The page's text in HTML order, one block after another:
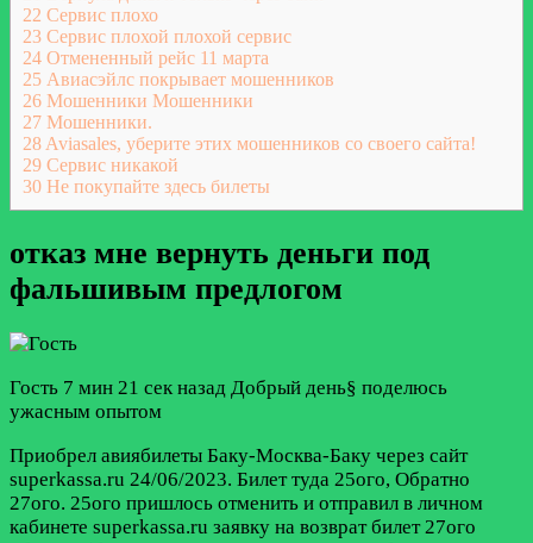
22 Сервис плохо
23 Сервис плохой плохой сервис
24 Отмененный рейс 11 марта
25 Авиасэйлс покрывает мошенников
26 Мошенники Мошенники
27 Мошенники.
28 Aviasales, уберите этих мошенников со своего сайта!
29 Сервис никакой
30 Не покупайте здесь билеты
отказ мне вернуть деньги под
фальшивым предлогом
Гость 7 мин 21 сек назад Добрый день§ поделюсь
ужасным опытом
Приобрел авиябилеты Баку-Москва-Баку через сайт
superkassa.ru 24/06/2023. Билет туда 25ого, Обратно
27ого. 25ого пришлось отменить и отправил в личном
кабинете superkassa.ru заявку на возврат билет 27ого